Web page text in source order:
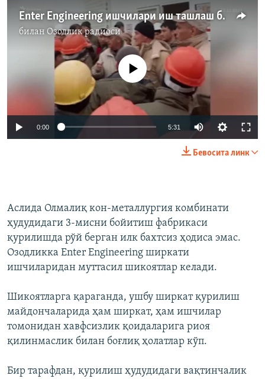
Enter Engineering ишчилари иш ташлаш билан таҳдид қилмоқда
билан Озодлик радиоси
720p 1080p
Айни дамда медиа-манба мавжуд эмас
0:00 5:31 Auto
720p
1080p
Бевосита линк
Аслида Олмалиқ кон-металлургия комбинати
ҳудудидаги 3-мисни бойитиш фабрикаси
қурилишда рўй берган илк бахтсиз ҳодиса эмас.
Озодликка Enter Engineering ширкати
ишчиларидан муттасил шикоятлар келади.
Шикоятларга қараганда, ушбу ширкат қурилиш
майдончаларида ҳам ширкат, ҳам ишчилар
томонидан хавфсизлик қоидаларига риоя
қилинмаслик билан боғлиқ ҳолатлар кўп.
Бир тарафдан, қурилиш ҳудудидаги вақтинчалик